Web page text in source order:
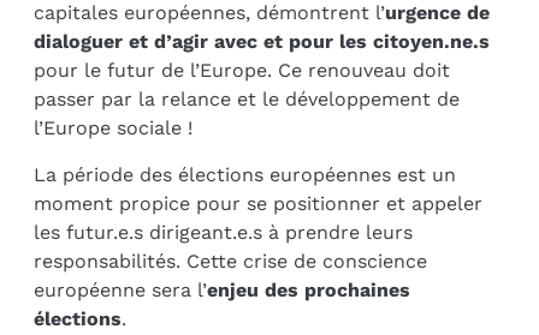
capitales européennes, démontrent l’urgence de
dialoguer et d’agir avec et pour les citoyen.ne.s
pour le futur de l’Europe. Ce renouveau doit
passer par la relance et le développement de
l’Europe sociale !
La période des élections européennes est un
moment propice pour se positionner et appeler
les futur.e.s dirigeant.e.s à prendre leurs
responsabilités. Cette crise de conscience
européenne sera l’enjeu des prochaines
élections.